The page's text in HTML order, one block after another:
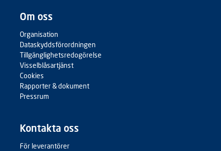
Om oss
Organisation
Dataskyddsförordningen
Tillgänglighetsredogörelse
Visselblåsartjänst
Cookies
Rapporter & dokument
Pressrum
Kontakta oss
För leverantörer